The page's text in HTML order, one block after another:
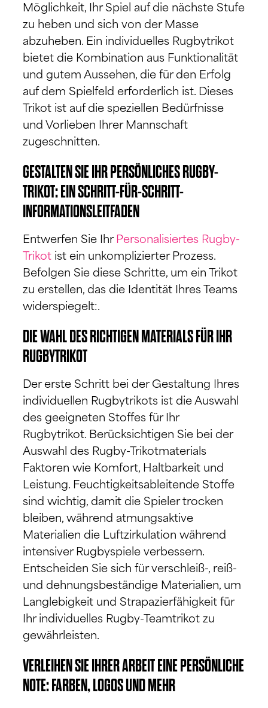
Möglichkeit, Ihr Spiel auf die nächste Stufe
zu heben und sich von der Masse
abzuheben. Ein individuelles Rugbytrikot
bietet die Kombination aus Funktionalität
und gutem Aussehen, die für den Erfolg
auf dem Spielfeld erforderlich ist. Dieses
Trikot ist auf die speziellen Bedürfnisse
und Vorlieben Ihrer Mannschaft
zugeschnitten.
GESTALTEN SIE IHR PERSÖNLICHES RUGBY-
TRIKOT: EIN SCHRITT-FÜR-SCHRITT-
INFORMATIONSLEITFADEN
Entwerfen Sie Ihr Personalisiertes Rugby-
Trikot ist ein unkomplizierter Prozess.
Befolgen Sie diese Schritte, um ein Trikot
zu erstellen, das die Identität Ihres Teams
widerspiegelt:.
DIE WAHL DES RICHTIGEN MATERIALS FÜR IHR
RUGBYTRIKOT
Der erste Schritt bei der Gestaltung Ihres
individuellen Rugbytrikots ist die Auswahl
des geeigneten Stoffes für Ihr
Rugbytrikot. Berücksichtigen Sie bei der
Auswahl des Rugby-Trikotmaterials
Faktoren wie Komfort, Haltbarkeit und
Leistung. Feuchtigkeitsableitende Stoffe
sind wichtig, damit die Spieler trocken
bleiben, während atmungsaktive
Materialien die Luftzirkulation während
intensiver Rugbyspiele verbessern.
Entscheiden Sie sich für verschleiß-, reiß-
und dehnungsbeständige Materialien, um
Langlebigkeit und Strapazierfähigkeit für
Ihr individuelles Rugby-Teamtrikot zu
gewährleisten.
VERLEIHEN SIE IHRER ARBEIT EINE PERSÖNLICHE
NOTE: FARBEN, LOGOS UND MEHR